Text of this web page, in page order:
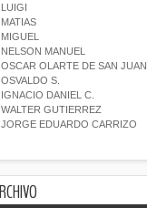
LUIGI
MATIAS
MIGUEL
NELSON MANUEL
OSCAR OLARTE DE SAN JUAN
OSVALDO S.
IGNACIO DANIEL C.
WALTER GUTIERREZ
JORGE EDUARDO CARRIZO